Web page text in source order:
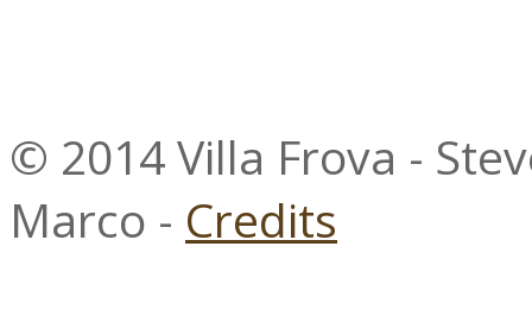
© 2014 Villa Frova -
Marco - Credits